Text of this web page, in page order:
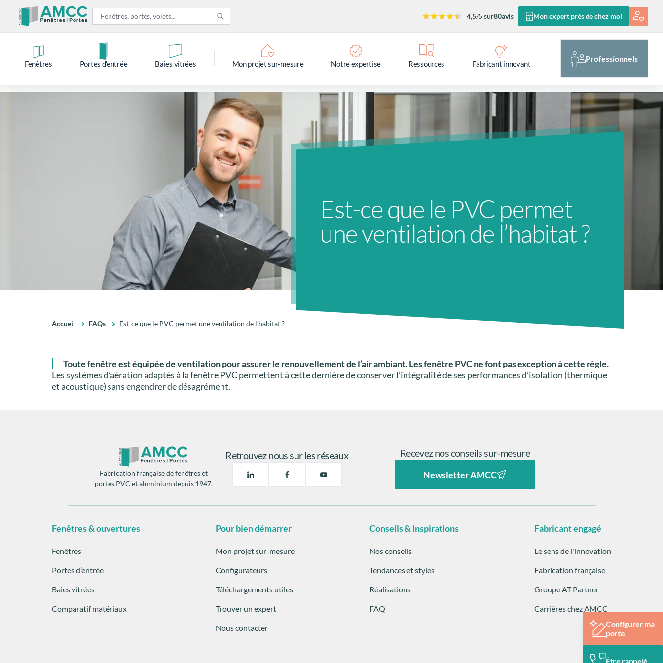
4,5/5 sur80avis Mon expert près de chez moi
Fenêtres Portes d’entrée Baies vitrées Mon projet sur-mesure Notre expertise Ressources Fabricant innovant
Professionnels
Est-ce que le PVC permet
une ventilation de l’habitat ?
Accueil FAQs Est-ce que le PVC permet une ventilation de l’habitat ?
Toute fenêtre est équipée de ventilation pour assurer le renouvellement de l’air ambiant. Les fenêtre PVC ne font pas exception à cette règle.
Les systèmes d’aération adaptés à la fenêtre PVC permettent à cette dernière de conserver l’intégralité de ses performances d’isolation (thermique
et acoustique) sans engendrer de désagrément.
Fabrication française de fenêtres et
portes PVC et aluminium depuis 1947.
Retrouvez nous sur les réseaux Recevez nos conseils sur-mesure
Newsletter AMCC
Fenêtres & ouvertures
Fenêtres
Portes d’entrée
Baies vitrées
Comparatif matériaux
Pour bien démarrer
Mon projet sur-mesure
Configurateurs
Téléchargements utiles
Trouver un expert
Nous contacter
Conseils & inspirations
Nos conseils
Tendances et styles
Réalisations
FAQ
Fabricant engagé
Le sens de l'innovation
Fabrication française
Groupe AT Partner
Carrières chez AMCC
Configurer ma
porte
Être rappelé